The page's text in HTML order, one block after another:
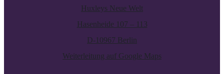
Huxleys Neue Welt
Hasenheide 107 – 113
D-10967 Berlin
Weiterleitung auf Google Maps